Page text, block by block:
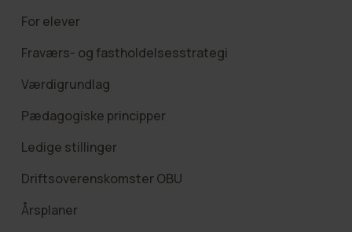
For elever
Fraværs- og fastholdelsesstrategi
Værdigrundlag
Pædagogiske principper
Ledige stillinger
Driftsoverenskomster OBU
Årsplaner